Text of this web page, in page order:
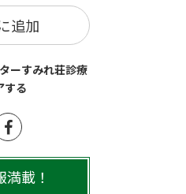
追加
ーすみれ荘診療
する
載！